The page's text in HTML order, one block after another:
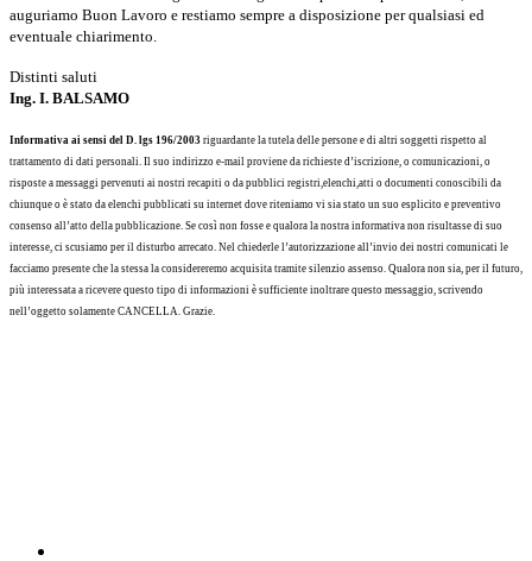
auguriamo Buon Lavoro e restiamo sempre a disposizione per qualsiasi ed
eventuale chiarimento.
Distinti saluti
Ing. I. BALSAMO
Informativa ai sensi del D. lgs 196/2003 riguardante la tutela delle persone e di altri soggetti rispetto al
trattamento di dati personali. Il suo indirizzo e-mail proviene da richieste d’iscrizione, o comunicazioni, o
risposte a messaggi pervenuti ai nostri recapiti o da pubblici registri,elenchi,atti o documenti conoscibili da
chiunque o è stato da elenchi pubblicati su internet dove riteniamo vi sia stato un suo esplicito e preventivo
consenso all’atto della pubblicazione. Se così non fosse e qualora la nostra informativa non risultasse di suo
interesse, ci scusiamo per il disturbo arrecato. Nel chiederle l’autorizzazione all’invio dei nostri comunicati le
facciamo presente che la stessa la considereremo acquisita tramite silenzio assenso. Qualora non sia, per il futuro,
più interessata a ricevere questo tipo di informazioni è sufficiente inoltrare questo messaggio, scrivendo
nell’oggetto solamente CANCELLA. Grazie.